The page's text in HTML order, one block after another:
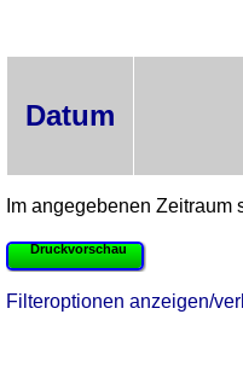
Datum
Im angegebenen Zeitraum
Druckvorschau
Filteroptionen anzeigen/